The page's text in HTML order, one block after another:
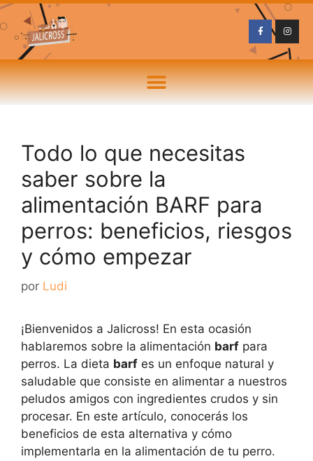
Todo lo que necesitas
saber sobre la
alimentación BARF para
perros: beneficios, riesgos
y cómo empezar
por Ludi
¡Bienvenidos a Jalicross! En esta ocasión
hablaremos sobre la alimentación barf para
perros. La dieta barf es un enfoque natural y
saludable que consiste en alimentar a nuestros
peludos amigos con ingredientes crudos y sin
procesar. En este artículo, conocerás los
beneficios de esta alternativa y cómo
implementarla en la alimentación de tu perro.